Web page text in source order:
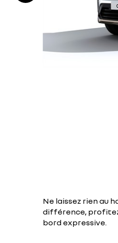
Ne laissez rien au
différence,
bord expressive.